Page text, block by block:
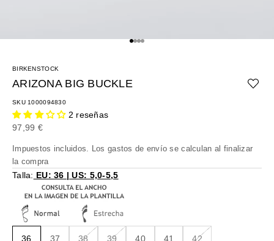
Ir al artículo 1
Ir al artículo 2
Ir al artículo 3
Ir al artículo 4
BIRKENSTOCK
ARIZONA BIG BUCKLE
SKU 1000094830
2 reseñas
Precio de oferta
97,99 €
Impuestos incluidos. Los gastos de envío se calculan al finalizar
la compra
Talla: EU: 36 | US: 5,0-5,5
36 37 38 39 40 41 42